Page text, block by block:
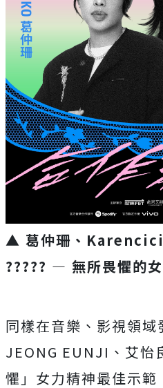
▲ 葛仲珊、Karencici
????? — 無所畏懼的女
同樣在音樂、影視領
JEONG EUNJI、艾怡
懼」女力精神最佳示